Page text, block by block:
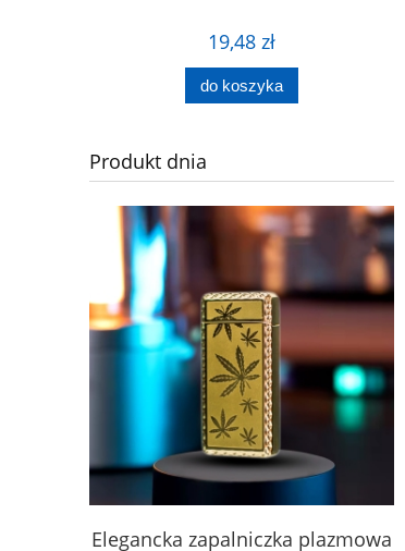
19,48 zł
do koszyka
Produkt dnia
Elegancka zapalniczka plazmowa